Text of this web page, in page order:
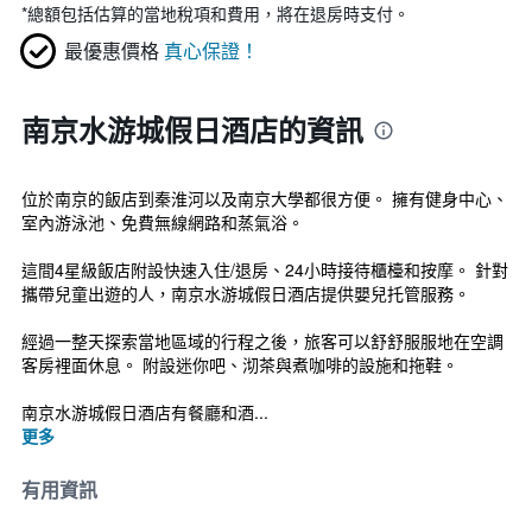
*總額包括估算的當地稅項和費用，將在退房時支付。
最優惠價格 真心保證！
南京水游城假日酒店的資訊
位於南京的飯店到秦淮河以及南京大學都很方便。 擁有健身中心、
室內游泳池、免費無線網路和蒸氣浴。
這間4星級飯店附設快速入住/退房、24小時接待櫃檯和按摩。 針對
攜帶兒童出遊的人，南京水游城假日酒店提供嬰兒托管服務。
經過一整天探索當地區域的行程之後，旅客可以舒舒服服地在空調
客房裡面休息。 附設迷你吧、沏茶與煮咖啡的設施和拖鞋。
南京水游城假日酒店有餐廳和酒...
更多
有用資訊